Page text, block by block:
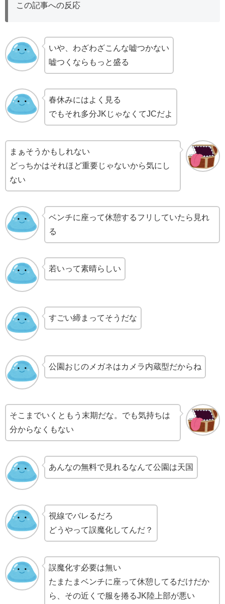
この記事への反応
いや、わざわざこんな嘘つかない
嘘つくならもっと盛る
春休みにはよく見る
でもそれ多分JKじゃなくてJCだよ
まぁそうかもしれない
どっちかはそれほど重要じゃないから気にし
ない
ベンチに座って休憩するフリしていたら見れ
る
若いって素晴らしい
すごい締まってそうだな
公園おじのメガネはカメラ内蔵型だからね
そこまでいくともう末期だな。でも気持ちは
分からなくもない
あんなの無料で見れるなんて公園は天国
視線でバレるだろ
どうやって誤魔化してんだ？
誤魔化す必要は無い
たまたまベンチに座って休憩してるだけだか
ら、その近くで服を捲るJK陸上部が悪い